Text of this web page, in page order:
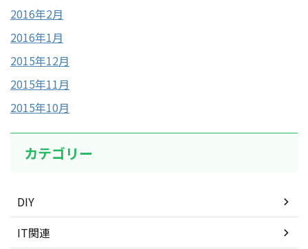
2016年2月
2016年1月
2015年12月
2015年11月
2015年10月
カテゴリー
DIY
IT関連